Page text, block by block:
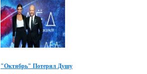
"Октябрь" Потерял Душу